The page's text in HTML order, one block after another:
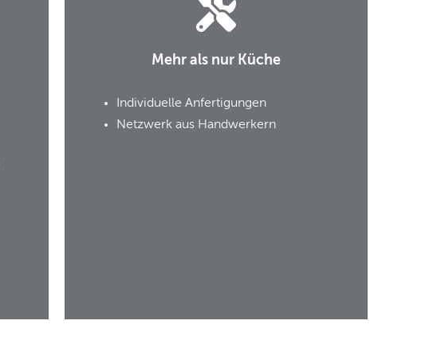
Mehr als nur Küche
Individuelle Anfertigungen
Netzwerk aus Handwerkern